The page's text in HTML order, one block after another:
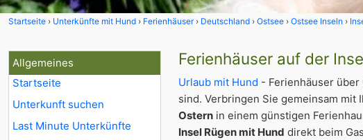
Startseite Unterkünfte mit Hund Ferienhäuser Deutschland Ostsee Ostsee Inseln
Allgemeines
Startseite
Unterkunft suchen
Last Minute Unterkünfte
Ferienhäuser auf der
Urlaub mit Hund - Ferienhäuser über
sind. Verbringen Sie gemeinsam
Ostern in einem günstigen
Insel Rügen mit Hund direkt beim